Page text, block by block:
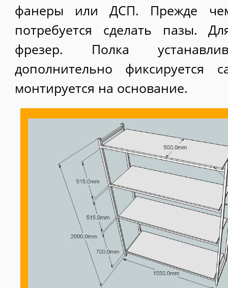
фанеры или ДСП. Прежде
потребуется сделать пазы.
фрезер. Полка
дополнительно фиксируется
монтируется на основание.